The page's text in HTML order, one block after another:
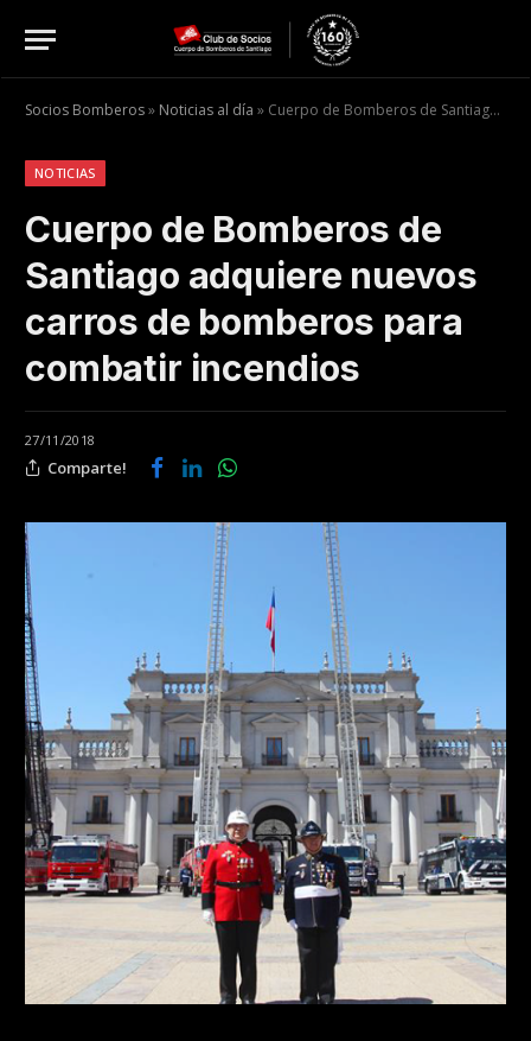
Socios Bomberos» Noticias al día » Cuerpo de Bomberos de Santiago adquiere nuevos carros de bomberos para combatir incendios
NOTICIAS
Cuerpo de Bomberos de
Santiago adquiere nuevos
carros de bomberos para
combatir incendios
27/11/2018
Comparte!